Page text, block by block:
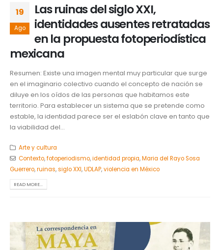
19
Ago
Las ruinas del siglo XXI,
identidades ausentes retratadas
en la propuesta fotoperiodística
mexicana
Resumen: Existe una imagen mental muy particular que surge
en el imaginario colectivo cuando el concepto de nación se
diluye en los oídos de las personas que habitamos este
territorio. Para establecer un sistema que se pretende como
estable, la identidad parece ser el eslabón clave en tanto que
la viabilidad del...
Arte y cultura
Contexto,fotoperiodismo,identidad propia,Maria del Rayo Sosa
Guerrero,ruinas,siglo XXI,UDLAP,violencia en México
READ MORE...